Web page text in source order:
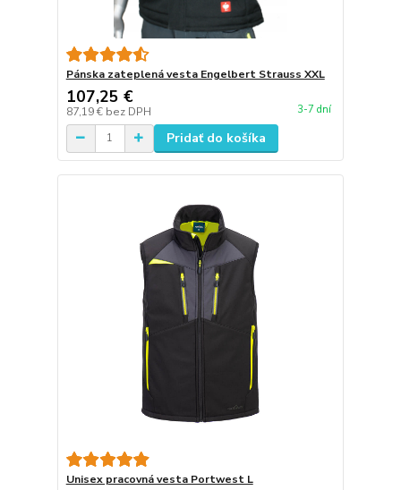
Pánska zateplená vesta Engelbert Strauss XXL
107,25 €
87,19 € bez DPH 3-7 dní
Pridať do košíka
Unisex pracovná vesta Portwest L